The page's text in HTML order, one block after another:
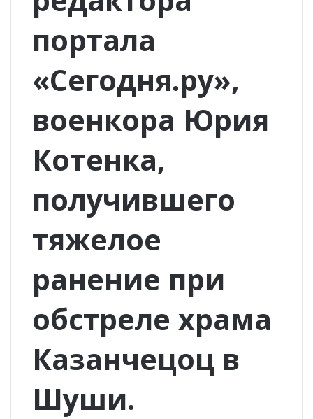
портала
«Сегодня.ру»,
военкора Юрия
Котенка,
получившего
тяжелое
ранение при
обстреле храма
Казанчецоц в
Шуши.